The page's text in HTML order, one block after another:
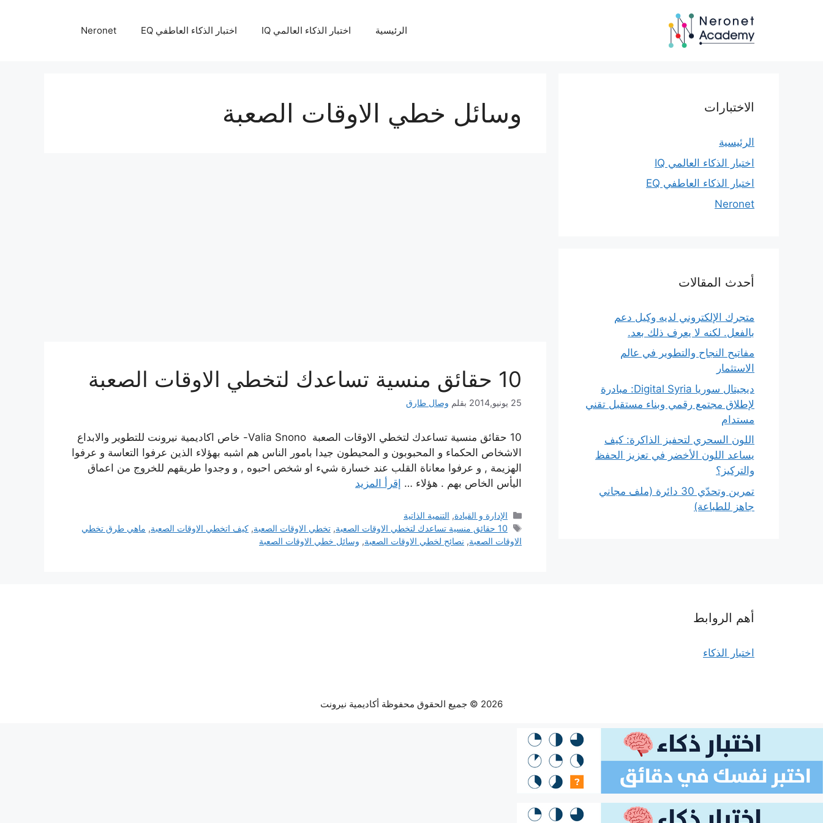
الرئيسية اختبار الذكاء العالمي IQ اختبار الذكاء العاطفي EQ Neronet
وسائل خطي الاوقات الصعبة
10 حقائق منسية تساعدك لتخطي الاوقات الصعبة
25 يونيو,2014 بقلم وصال طارق
10 حقائق منسية تساعدك لتخطي الاوقات الصعبة Valia Snono- خاص اكاديمية نيرونت للتطوير والابداع
الاشخاص الحكماء و المحبوبون و المحيطون جيدا بامور الناس هم اشبه بهؤلاء الذين عرفوا التعاسة و عرفوا
الهزيمة , و عرفوا معاناة القلب عند خسارة شيء او شخص احبوه , و وجدوا طريقهم للخروج من اعماق
اليأس الخاص بهم . هؤلاء … إقرأ المزيد
التصنيفات
الإدارة و القيادة, التنمية الذاتية
الوسوم
10 حقائق منسية تساعدك لتخطي الاوقات الصعبة ,تخطي الاوقات الصعبة,كيف اتخطي الاوقات الصعبة, ماهي طرق تخطي
الاوقات الصعبة, نصائح لخطي الاوقات الصعبة, وسائل خطي الاوقات الصعبة
الاختبارات
الرئيسية
اختبار الذكاء العالمي IQ
اختبار الذكاء العاطفي EQ
Neronet
أحدث المقالات
متجرك الإلكتروني لديه وكيل دعم
بالفعل. لكنه لا يعرف ذلك بعد.
مفاتيح النجاح والتطوير في عالم
الاستثمار
ديجيتال سوريا Digital Syria: مبادرة
لإطلاق مجتمع رقمي وبناء مستقبل تقني
مستدام
اللون السحري لتحفيز الذاكرة: كيف
يساعد اللون الأخضر في تعزيز الحفظ
والتركيز؟
تمرين وتحدّي 30 دائرة (ملف مجاني
جاهز للطباعة)
أهم الروابط
اختبار الذكاء
2026 © جميع الحقوق محفوظة أكاديمية نيرونت